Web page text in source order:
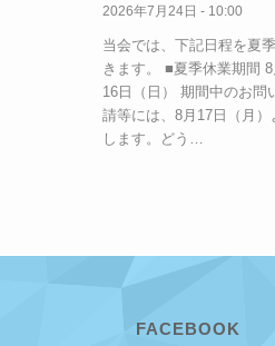
2026年7月24日 - 10:00
当会では、下記日程を夏
きます。 ■夏季休業期間
16日（日） 期間中のお問
請等には、8月17日（月
します。どう…
FACEBOOK